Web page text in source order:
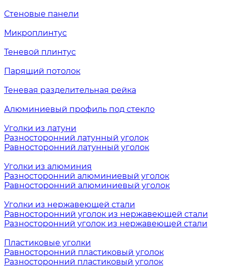
Стеновые панели
Микроплинтус
Теневой плинтус
Парящий потолок
Теневая разделительная рейка
Алюминиевый профиль под стекло
Уголки из латуни
Разносторонний латунный уголок
Равносторонний латунный уголок
Уголки из алюминия
Разносторонний алюминиевый уголок
Равносторонний алюминиевый уголок
Уголки из нержавеющей стали
Равносторонний уголок из нержавеющей стали
Разносторонний уголок из нержавеющей стали
Пластиковые уголки
Равносторонний пластиковый уголок
Разносторонний пластиковый уголок